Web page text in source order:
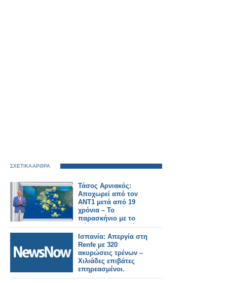
ΣΧΕΤΙΚΑ ΑΡΘΡΑ
Τάσος Αρνιακός:
Αποχωρεί από τον
ΑΝΤ1 μετά από 19
χρόνια – Το
παρασκήνιο με το
πάρτι που δεν πήγε
ποτέ
Ισπανία: Απεργία στη
Renfe με 320
ακυρώσεις τρένων –
Χιλιάδες επιβάτες
επηρεασμένοι.